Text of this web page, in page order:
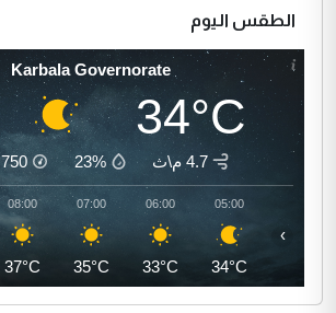
الطقس اليوم
Karbala Governorate
34°C
4.7 م\ث 23%
750
05:00
34°C
06:00
33°C
07:00
35°C
08:00
37°C
›